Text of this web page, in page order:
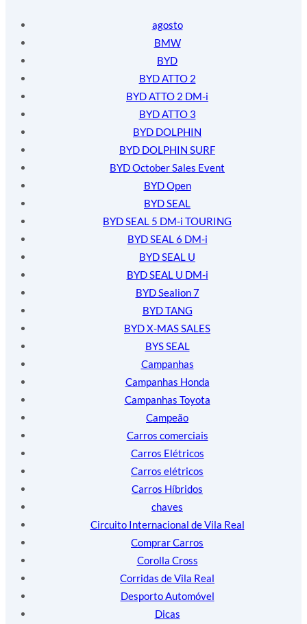
agosto
BMW
BYD
BYD ATTO 2
BYD ATTO 2 DM-i
BYD ATTO 3
BYD DOLPHIN
BYD DOLPHIN SURF
BYD October Sales Event
BYD Open
BYD SEAL
BYD SEAL 5 DM-i TOURING
BYD SEAL 6 DM-i
BYD SEAL U
BYD SEAL U DM-i
BYD Sealion 7
BYD TANG
BYD X-MAS SALES
BYS SEAL
Campanhas
Campanhas Honda
Campanhas Toyota
Campeão
Carros comerciais
Carros Elétricos
Carros elétricos
Carros Híbridos
chaves
Circuito Internacional de Vila Real
Comprar Carros
Corolla Cross
Corridas de Vila Real
Desporto Automóvel
Dicas